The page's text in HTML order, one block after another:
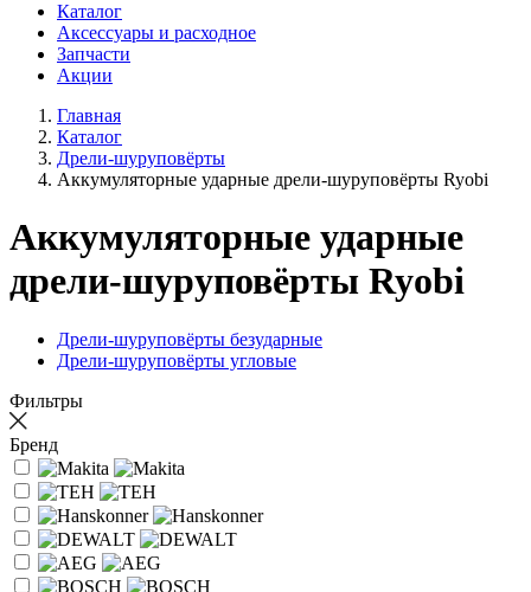
Каталог
Аксессуары и расходное
Запчасти
Акции
Главная
Каталог
Дрели-шуруповёрты
Аккумуляторные ударные дрели-шуруповёрты Ryobi
Аккумуляторные ударные
дрели-шуруповёрты Ryobi
Дрели-шуруповёрты безударные
Дрели-шуруповёрты угловые
Фильтры
Бренд